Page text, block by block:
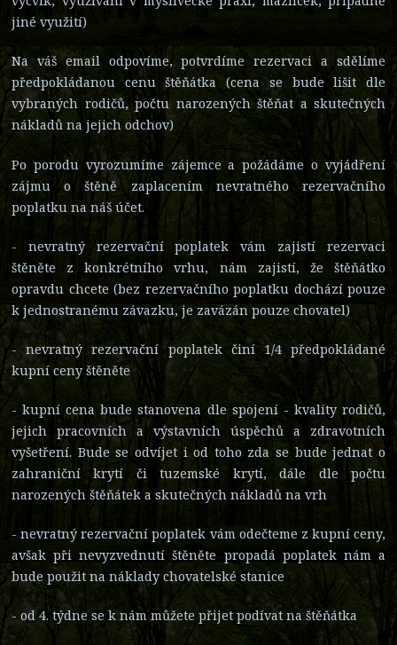
jiné využití)
Na váš email odpovíme, potvrdíme rezervaci a sdělíme
předpokládanou cenu štěňátka (cena se bude lišit dle
vybraných rodičů, počtu narozených štěňat a skutečných
nákladů na jejich odchov)
Po porodu vyrozumíme zájemce a požádáme o vyjádření
zájmu o štěně zaplacením nevratného rezervačního
poplatku na náš účet.
- nevratný rezervační poplatek vám zajistí rezervaci
štěněte z konkrétního vrhu, nám zajistí, že štěňátko
opravdu chcete (bez rezervačního poplatku dochází pouze
k jednostranému závazku, je zavázán pouze chovatel)
- nevratný rezervační poplatek činí 1/4 předpokládané
kupní ceny štěněte
- kupní cena bude stanovena dle spojení - kvality rodičů,
jejich pracovních a výstavních úspěchů a zdravotních
vyšetření. Bude se odvíjet i od toho zda se bude jednat o
zahraniční krytí či tuzemské krytí, dále dle počtu
narozených štěňátek a skutečných nákladů na vrh
- nevratný rezervační poplatek vám odečteme z kupní ceny,
avšak při nevyzvednutí štěněte propadá poplatek nám a
bude použit na náklady chovatelské stanice
- od 4. týdne se k nám můžete přijet podívat na štěňátka